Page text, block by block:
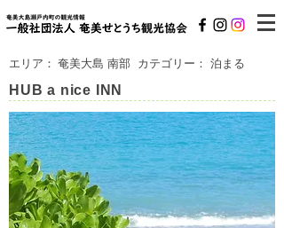
エリア： 奄美大島 南部 カテゴリー： 泊まる
HUB a nice INN